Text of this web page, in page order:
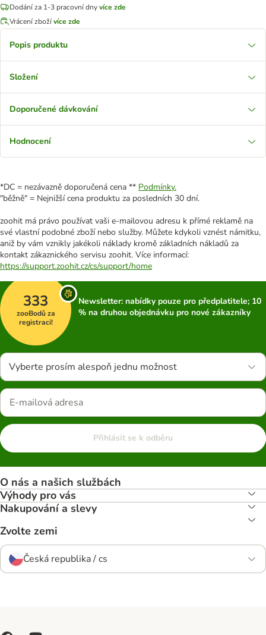
Dodání za 1-3 pracovní dnyvíce zde
Vrácení zbožívíce zde
Popis produktu
Složení
Doporučené dávkování
Hodnocení
*DC = nezávazně doporučená cena ** Podmínky.
"běžně" = Nejnižší cena produktu za posledních 30 dní.
zoohit má právo používat vaši e-mailovou adresu k přímé reklamě na
své vlastní podobné zboží nebo služby. Můžete kdykoli vznést námitku,
aniž by vám vznikly jakékoli náklady kromě základních nákladů za
kontakt zákaznického servisu zoohit. Více informací:
https://support.zoohit.cz/cs/support/home
333
zooBodů za
registraci!
Newsletter: nabídky pouze pro předplatitele; 10
% na druhou objednávku pro nové zákazníky
Vyberte prosím alespoň jednu možnost
Přihlásit se k odběru
O nás a našich službách
Výhody pro vás
Nakupování a slevy
Zvolte zemi
Česká republika / cs